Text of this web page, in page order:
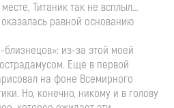
Титаник так не всплыл…
равной основанию
: из-за этой моей
Еще в первой
на фоне Всемирного
Но, конечно, никому и в голову